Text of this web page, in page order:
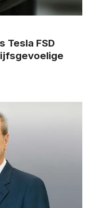
Tesla FSD